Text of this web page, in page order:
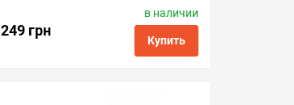
249 грн
в наличии
Купить
Apex Microelectronics
Код товара:
cc.mc-16